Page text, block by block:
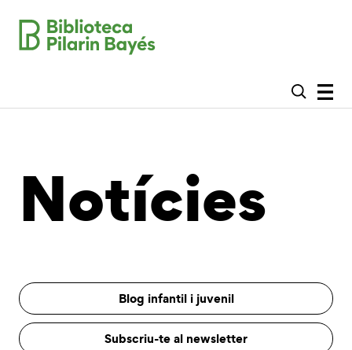
Notícies
Blog infantil i juvenil
Subscriu-te al newsletter